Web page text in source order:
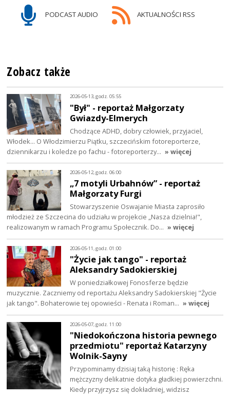
PODCAST AUDIO AKTUALNOŚCI RSS
Zobacz także
2026-05-13, godz. 05:55
"Był" - reportaż Małgorzaty
Gwiazdy-Elmerych
Chodzące ADHD, dobry człowiek, przyjaciel,
Włodek... O Włodzimierzu Piątku, szczecińskim fotoreporterze,
dziennikarzu i koledze po fachu - fotoreporterzy… » więcej
2026-05-12, godz. 06:00
„7 motyli Urbahnów” - reportaż
Małgorzaty Furgi
Stowarzyszenie Oswajanie Miasta zaprosiło
młodzież ze Szczecina do udziału w projekcie „Nasza dzielnia!",
realizowanym w ramach Programu Społecznik. Do… » więcej
2026-05-11, godz. 01:00
"Życie jak tango" - reportaż
Aleksandry Sadokierskiej
W poniedziałkowej Fonosferze będzie
muzycznie. Zaczniemy od reportażu Aleksandry Sadokierskiej "Życie
jak tango". Bohaterowie tej opowieści - Renata i Roman… » więcej
2026-05-07, godz. 11:00
"Niedokończona historia pewnego
przedmiotu" reportaż Katarzyny
Wolnik-Sayny
Przypominamy dzisiaj taką historię : Ręka
mężczyzny delikatnie dotyka gładkiej powierzchni.
Kiedy przyjrzysz się dokładniej, widzisz